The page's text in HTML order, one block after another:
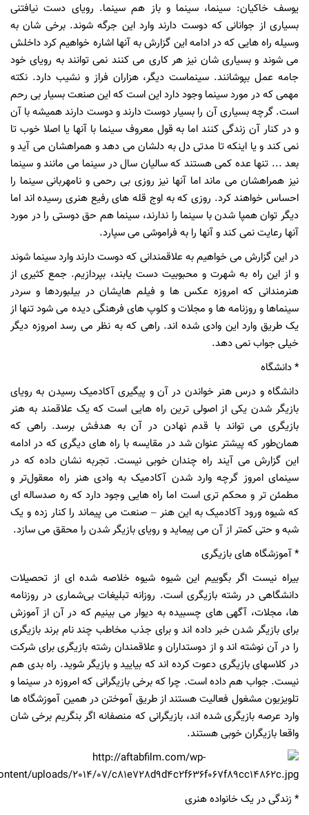
یوسف خاکیان: سینما، سینما و باز هم سینما. رویای دست نیافتنی
بسیاری از جوانانی که دوست دارند وارد این جرگه شوند. برخی شان به
وسیله راه هایی که در ادامه این گزارش به آنها اشاره خواهیم کرد داخلش
می شوند و بسیاری شان نیز هر کاری می کنند نمی توانند به رویای خود
جامه عمل بپوشانند. سینماست دیگر، هزاران فراز و نشیب دارد. نکته
مهمی که در مورد سینما وجود دارد این است که این صنعت بسیار بی رحم
است. گرچه بسیاری آن را بسیار دوست دارند و دوست دارند همیشه با آن
و در کنار آن زندگی کنند اما به قول معروف سینما با آنها یا اصلا خوب تا
نمی کند و یا اینکه تا مدتی دل به دلشان می دهد و همراهشان می آید و
بعد ... تنها عده کمی هستند که سالیان سال در سینما می مانند و سینما
نیز همراهشان می ماند اما آنها نیز روزی بی رحمی و نامهربانی سینما را
احساس خواهند کرد. روزی که به اوج قله های رفیع هنری رسیده اند اما
دیگر توان همپا شدن با سینما را ندارند، سینما هم حق دوستی را در مورد
آنها رعایت نمی کند و آنها را به فراموشی می سپارد.
در این گزارش می خواهیم به علاقمندانی که دوست دارند وارد سینما شوند
و از این راه به شهرت و محبوبیت دست یابند، بپردازیم. جمع کثیری از
هنرمندانی که امروزه عکس ها و فیلم هایشان در بیلبوردها و سردر
سینماها و روزنامه ها و مجلات و کلوپ های فرهنگی دیده می شود تنها از
یک طریق وارد این وادی شده اند. راهی که به نظر می رسد امروزه دیگر
خیلی جواب نمی دهد.
* دانشگاه
دانشگاه و درس هنر خواندن در آن و پیگیری آکادمیک رسیدن به رویای
بازیگر شدن یکی از اصولی ترین راه هایی است که یک علاقمند به هنر
بازیگری می تواند با قدم نهادن در آن به هدفش برسد. راهی که
همان‌طور که پیشتر عنوان شد در مقایسه با راه های دیگری که در ادامه
این گزارش می آیند راه چندان خوبی نیست. تجربه نشان داده که در
سینمای امروز گرچه وارد شدن آکادمیک به وادی هنر راه معقول‌تر و
مطمئن تر و محکم تری است اما راه هایی وجود دارد که ره صدساله ای
که شیوه ورود آکادمیک به این هنر – صنعت می پیماند را کنار زده و یک
شبه و حتی کمتر از آن می پیماید و رویای بازیگر شدن را محقق می سازد.
* آموزشگاه های بازیگری
بیراه نیست اگر بگوییم این شیوه شیوه خلاصه شده ای از تحصیلات
دانشگاهی در رشته بازیگری است. روزانه تبلیغات بی‌شماری در روزنامه
ها، مجلات، آگهی های چسبیده به دیوار می بینیم که در آن از آموزش
برای بازیگر شدن خبر داده اند و برای جذب مخاطب چند نام برند بازیگری
را در آن نوشته اند و از دوستداران و علاقمندان رشته بازیگری برای شرکت
در کلاسهای بازیگری دعوت کرده اند که بیایید و بازیگر شوید. راه بدی هم
نیست. جواب هم داده است. چرا که برخی بازیگرانی که امروزه در سینما و
تلویزیون مشغول فعالیت هستند از طریق آموختن در همین آموزشگاه ها
وارد عرصه بازیگری شده اند، بازیگرانی که منصفانه اگر بنگریم برخی شان
واقعا بازیگران خوبی هستند.
* زندگی در یک خانواده هنری